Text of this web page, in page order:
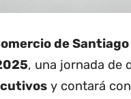
de Santiago
, una jornada de
y contará